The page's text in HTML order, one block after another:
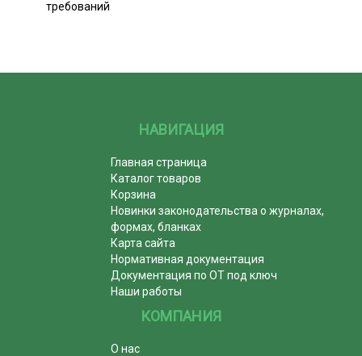
требований
НАВИГАЦИЯ
Главная страница
Каталог товаров
Корзина
Новинки законодательства о журналах,
формах, бланках
Карта сайта
Нормативная документация
Документация по ОТ под ключ
Наши работы
КОМПАНИЯ
О нас